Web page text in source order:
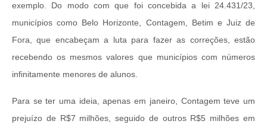
exemplo. Do modo com que foi concebida a lei 24.431/23,
municípios como Belo Horizonte, Contagem, Betim e Juiz de
Fora, que encabeçam a luta para fazer as correções, estão
recebendo os mesmos valores que municípios com números
infinitamente menores de alunos.
Para se ter uma ideia, apenas em janeiro, Contagem teve um
prejuízo de R$7 milhões, seguido de outros R$5 milhões em